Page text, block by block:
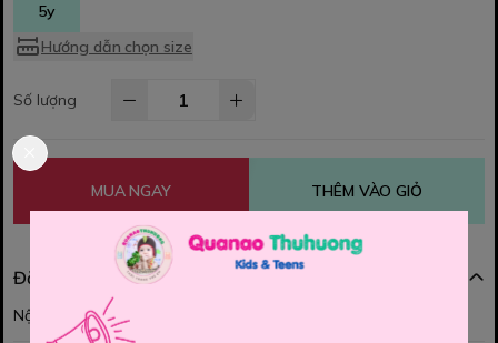
5y
Hướng dẫn chọn size
Số lượng
MUA NGAY THÊM VÀO GIỎ
Đặc điểm nổi bật
Nội dung đang được cập nhật